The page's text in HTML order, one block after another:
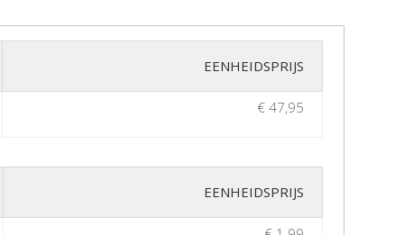
EENHEIDSPRIJS
€ 47,95
EENHEIDSPRIJS